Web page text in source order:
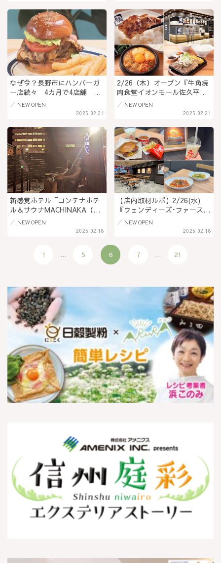
どを味わえます！＠長野県上
田市
なぜ今？長野市にハンバーガ
ー店続々 4カ月で4店舗 背
景を探ると「増加する外国人
観光客、インバウンドの影
トが盛んに」
2025.02.21
NEW OPEN
2/26（木）オープン『牛角焼
肉食堂イオンモール佐久平
店』牛角の味が800円台か
ら！フードコートで楽しむ焼
2025.02.21
NEW OPEN
新感覚ホテル「コンテナホテ
ル＆サウナMACHINAKA（マ
チナカ）」2月オープン！長野
駅や善光寺からアクセス抜群
2025.02.18
NEW OPEN
【店内取材ルポ】2/26(水)
『ウェンディーズ･ファースト
キッチン』オープン！長野初
上陸 本場アメリカのハンバー
る♡駅前に待望のファースト
フード店＠長野市
2025.02.18
NEW OPEN
1 ... 5 6 7 ... 21